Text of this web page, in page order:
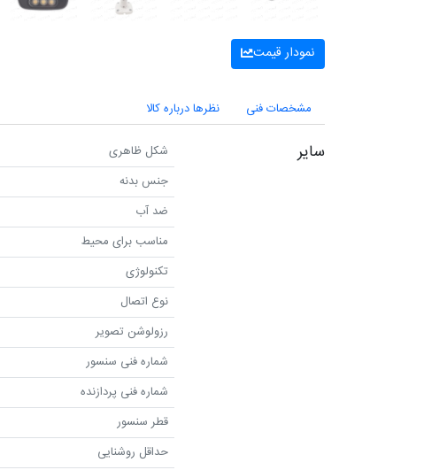
نمودار قیمت
مشخصات فنی نظرها درباره کالا
سایر شکل ظاهری
جنس بدنه
ضد آب
مناسب برای محیط
تکنولوژی
نوع اتصال
رزولوشن تصویر
شماره فنی سنسور
شماره فنی پردازنده
قطر سنسور
حداقل روشنایی